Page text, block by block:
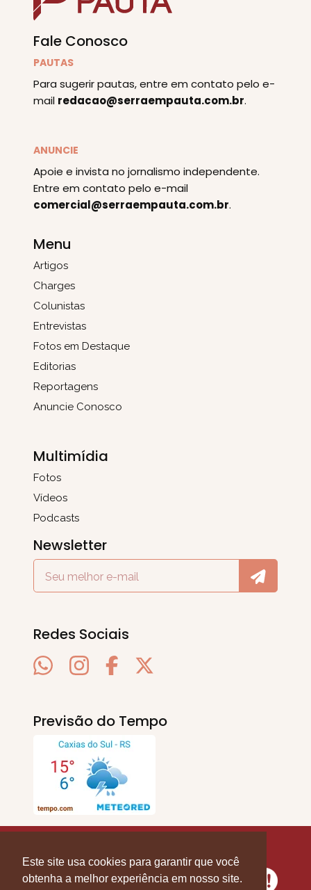
Este site usa cookies para garantir que você
obtenha a melhor experiência em nosso site.
Fale Conosco
PAUTAS
Para sugerir pautas, entre em contato pelo e-
mail redacao@serraempauta.com.br.
ANUNCIE
Apoie e invista no jornalismo independente.
Entre em contato pelo e-mail
comercial@serraempauta.com.br.
Menu
Artigos
Charges
Colunistas
Entrevistas
Fotos em Destaque
Editorias
Reportagens
Anuncie Conosco
Multimídia
Fotos
Vídeos
Podcasts
Newsletter
Redes Sociais
Previsão do Tempo
Direitos Reservados.